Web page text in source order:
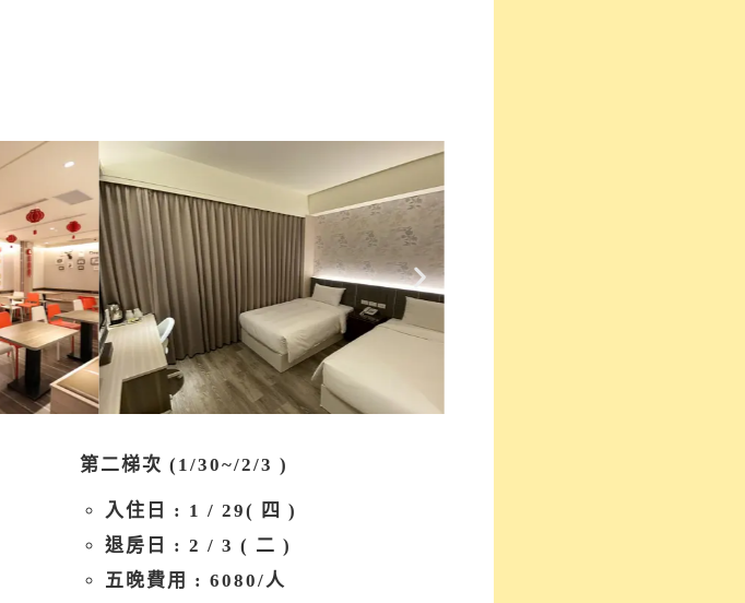
第二梯次 (1/30~/2/3 )
入住日 : 1 / 29( 四 )
退房日 : 2 / 3 ( 二 )
五晚費用 : 6080/人